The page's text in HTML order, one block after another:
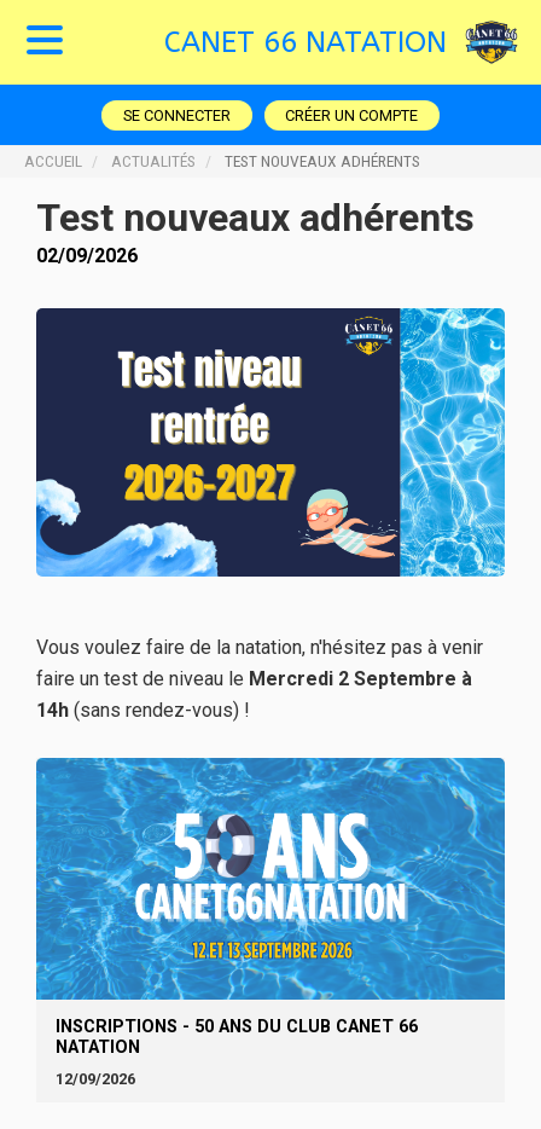
CANET 66 NATATION
SE CONNECTER CRÉER UN COMPTE
ACCUEIL ACTUALITÉS TEST NOUVEAUX ADHÉRENTS
Test nouveaux adhérents
02/09/2026
Vous voulez faire de la natation, n'hésitez pas à venir
faire un test de niveau le Mercredi 2 Septembre à
14h (sans rendez-vous) !
INSCRIPTIONS - 50 ANS DU CLUB CANET 66
NATATION
12/09/2026